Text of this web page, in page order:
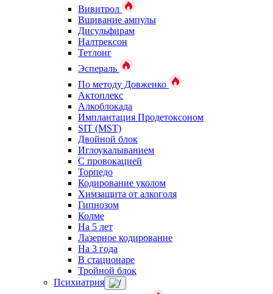
Вивитрол
Вшивание ампулы
Дисульфирам
Налтрексон
Тетлонг
Эспераль
По методу Довженко
Актоплекс
Алкоблокада
Имплантация Продетоксоном
SIT (MST)
Двойной блок
Иглоукалыванием
С провокацией
Торпедо
Кодирование уколом
Химзащита от алкоголя
Гипнозом
Колме
На 5 лет
Лазерное кодирование
На 3 года
В стационаре
Тройной блок
Психиатрия